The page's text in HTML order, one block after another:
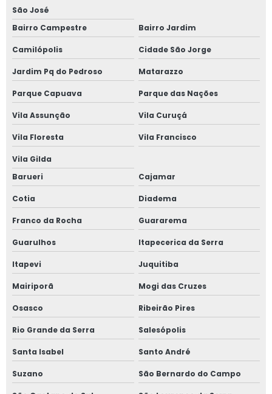
São José
Bairro Campestre
Bairro Jardim
Camilópolis Cidade São Jorge
Jardim Pq do Pedroso Matarazzo
Parque Capuava Parque das Nações
Vila Assunção Vila Curuçá
Vila Floresta Vila Francisco
Vila Gilda
Barueri
Cajamar
Cotia Diadema
Franco da Rocha Guararema
Guarulhos Itapecerica da Serra
Itapevi Juquitiba
Mairiporã Mogi das Cruzes
Osasco Ribeirão Pires
Rio Grande da Serra Salesópolis
Santa Isabel Santo André
Suzano São Bernardo do Campo